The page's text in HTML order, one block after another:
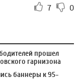
7 0
прошел
гарнизона
баннеры к 95-